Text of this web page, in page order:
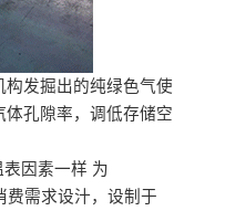
发掘出的纯绿色气使
孔隙率，调低存储空
因素一样 为
需求设汁，设制于